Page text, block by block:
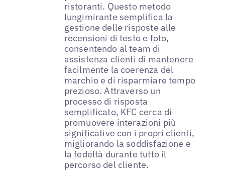
ristoranti. Questo metodo
lungimirante semplifica la
gestione delle risposte alle
recensioni di testo e foto,
consentendo al team di
assistenza clienti di mantenere
facilmente la coerenza del
marchio e di risparmiare tempo
prezioso. Attraverso un
processo di risposta
semplificato, KFC cerca di
promuovere interazioni più
significative con i propri clienti,
migliorando la soddisfazione e
la fedeltà durante tutto il
percorso del cliente.